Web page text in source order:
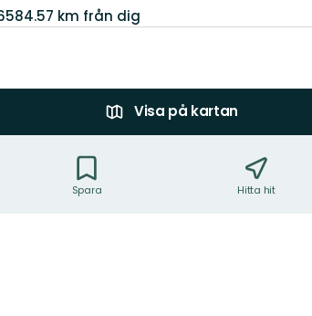
km från dig
Visa på kartan
Spara Hitta hit